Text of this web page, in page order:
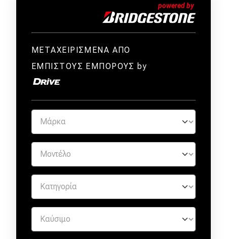
ΜΕΤΑΧΕΙΡΙΣΜΕΝΑ ΑΠΟ
ΕΜΠΙΣΤΟΥΣ ΕΜΠΟΡΟΥΣ by